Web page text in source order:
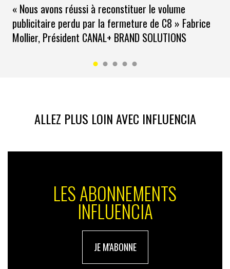
« Nous avons réussi à reconstituer le volume
publicitaire perdu par la fermeture de C8 » Fabrice
Mollier, Président CANAL+ BRAND SOLUTIONS
ALLEZ PLUS LOIN AVEC INFLUENCIA
LES ABONNEMENTS
INFLUENCIA
JE M'ABONNE